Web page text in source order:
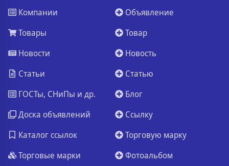
Компании
Товары
Новости
Статьи
ГОСТы, СНиПы и др.
Доска объявлений
Каталог ссылок
Торговые марки
Объявление
Товар
Новость
Статью
Блог
Ссылку
Торговую марку
Фотоальбом